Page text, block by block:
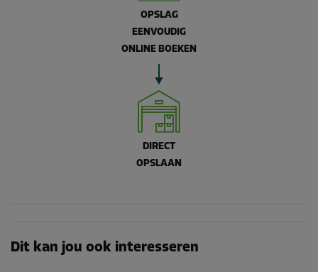
OPSLAG
EENVOUDIG
ONLINE BOEKEN
DIRECT
OPSLAAN
Dit kan jou ook interesseren